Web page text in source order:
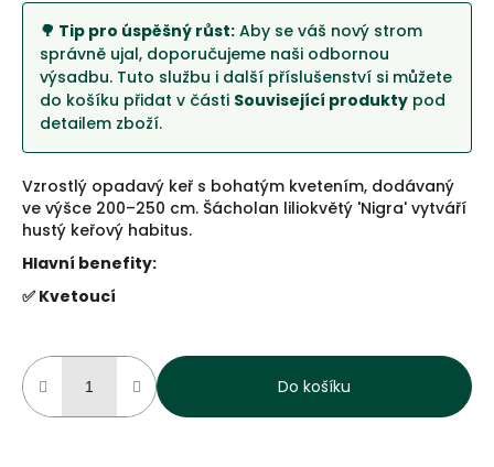
Do košíku
🌳 Tip pro úspěšný růst: Aby se váš nový strom
správně ujal, doporučujeme naši odbornou
výsadbu. Tuto službu i další příslušenství si můžete
do košíku přidat v části Související produkty pod
detailem zboží.
Vzrostlý opadavý keř s bohatým kvetením, dodávaný
ve výšce 200–250 cm. Šácholan liliokvětý 'Nigra' vytváří
hustý keřový habitus.
Hlavní benefity:
✅ Kvetoucí